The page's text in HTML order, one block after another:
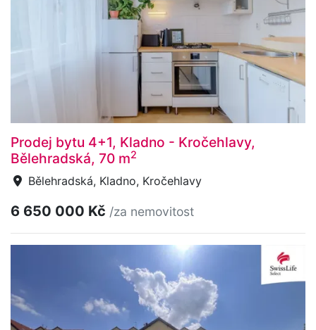
Prodej bytu 4+1, Kladno - Kročehlavy,
Bělehradská, 70 m2
Bělehradská, Kladno, Kročehlavy
6 650 000 Kč /za nemovitost